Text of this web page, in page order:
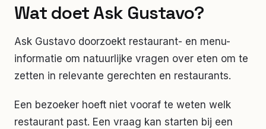
Wat doet Ask Gustavo?
Ask Gustavo doorzoekt restaurant- en menu-
informatie om natuurlijke vragen over eten om te
zetten in relevante gerechten en restaurants.
Een bezoeker hoeft niet vooraf te weten welk
restaurant past. Een vraag kan starten bij een